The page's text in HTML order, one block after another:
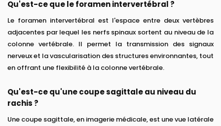
Qu'est-ce que le foramen intervertébral ?
Le foramen intervertébral est l'espace entre deux vertèbres
adjacentes par lequel les nerfs spinaux sortent au niveau de la
colonne vertébrale. Il permet la transmission des signaux
nerveux et la vascularisation des structures environnantes, tout
en offrant une flexibilité à la colonne vertébrale.
Qu'est-ce qu'une coupe sagittale au niveau du
rachis ?
Une coupe sagittale, en imagerie médicale, est une vue latérale